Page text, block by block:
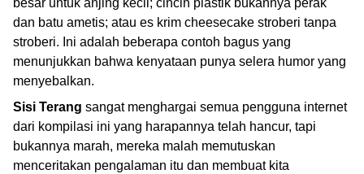
besar untuk anjing kecil; cincin plastik bukannya perak
dan batu ametis; atau es krim cheesecake stroberi tanpa
stroberi. Ini adalah beberapa contoh bagus yang
menunjukkan bahwa kenyataan punya selera humor yang
menyebalkan.
Sisi Terang sangat menghargai semua pengguna internet
dari kompilasi ini yang harapannya telah hancur, tapi
bukannya marah, mereka malah memutuskan
menceritakan pengalaman itu dan membuat kita